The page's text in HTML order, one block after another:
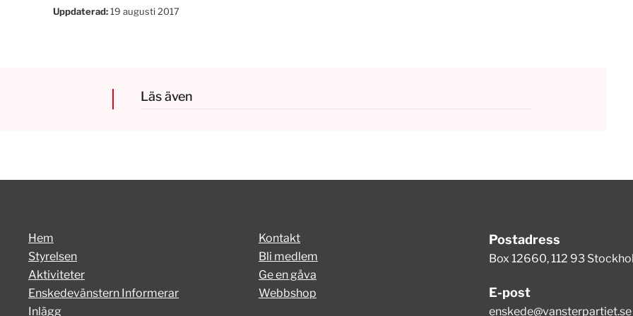
Uppdaterad:19 augusti 2017
Läs även
Hem
Styrelsen
Aktiviteter
Enskedevänstern Informerar
Inlägg
Kontakt
Bli medlem
Ge en gåva
Webbshop
Postadress
Box 12660, 112 93
E-post
enskede@vansterpartiet.se